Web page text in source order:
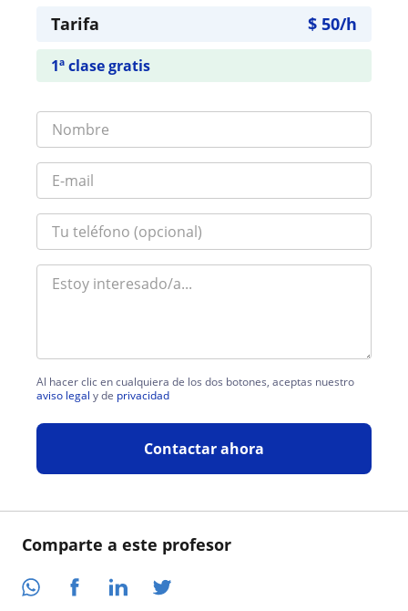
Comparte a este profesor
Tarifa $ 50/h
1ª clase gratis
Al hacer clic en cualquiera de los dos botones, aceptas nuestro
aviso legal y de privacidad
Contactar ahora